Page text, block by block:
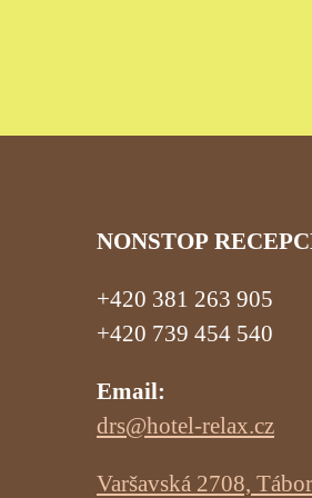
NONSTOP
+420 381 263 905
+420 739 454 540
Email:
drs@hotel-relax.cz
Varšavská 2708,